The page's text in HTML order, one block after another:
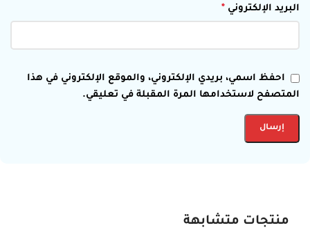
البريد الإلكتروني *
احفظ اسمي، بريدي الإلكتروني، والموقع الإلكتروني في هذا
المتصفح لاستخدامها المرة المقبلة في تعليقي.
منتجات متشابهة